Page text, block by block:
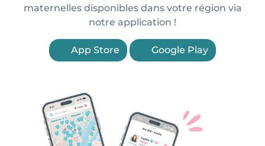
maternelles disponibles dans votre région via
notre application !
App Store Google Play